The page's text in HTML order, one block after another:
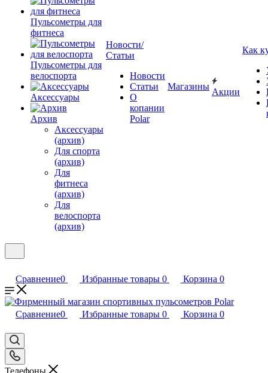
Пульсометры для
фитнеса
Пульсометры для
велоспорта
Аксессуары
Архив
Аксессуары
(архив)
Для спорта
(архив)
Для
фитнеса
(архив)
Для
велоспорта
(архив)
Новости/
Статьи
Новости
Статьи
О
копании
Polar
Магазины
Акции
Как
Сравнение0 Избранные товары 0 Корзина 0
Сравнение0 Избранные товары 0 Корзина 0
Телефоны